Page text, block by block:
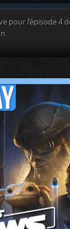
l’épisode 4